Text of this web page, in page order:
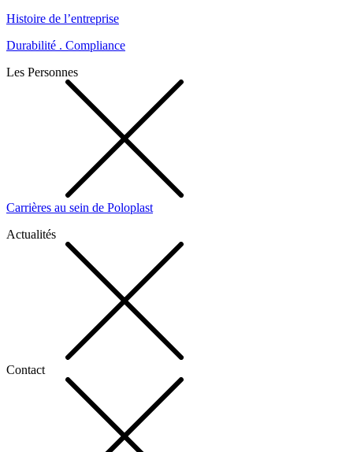
Histoire de l’entreprise
Durabilité . Compliance
Les Personnes
Carrières au sein de Poloplast
Actualités
Contact